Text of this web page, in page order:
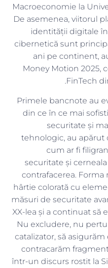
Macroeconomie la
De asemenea, viitorul
identității digitale
cibernetică sunt
ani pe continent,
Money Motion 2025,
FinTech
Primele bancnote au
din ce în ce mai
securitate și
tehnologic, au apărut
cum ar fi
securitate și
contrafacerea.
hârtie colorată cu
măsuri de securitate
XX-lea și a continuat să
Nu excludere, nu
catalizator, să asigurăm
contracarăm
într-un discurs rostit la